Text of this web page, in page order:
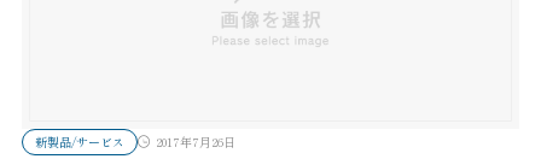
新製品/サービス 2017年7月26日